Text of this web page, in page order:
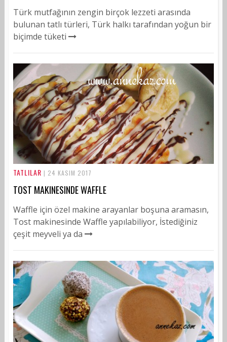
Türk mutfağının zengin birçok lezzeti arasında
bulunan tatlı türleri, Türk halkı tarafından yoğun bir
biçimde tüketi
TATLILAR | 24 KASIM 2017
TOST MAKINESINDE WAFFLE
Waffle için özel makine arayanlar boşuna aramasın,
Tost makinesinde Waffle yapılabiliyor, İstediğiniz
çeşit meyveli ya da